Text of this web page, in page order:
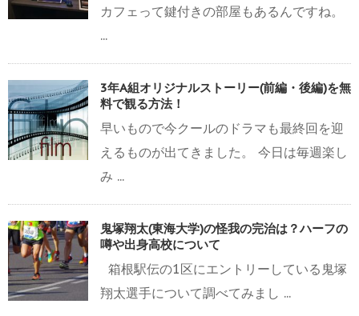
カフェって鍵付きの部屋もあるんですね。
...
3年A組オリジナルストーリー(前編・後編)を無
料で観る方法！
早いもので今クールのドラマも最終回を迎
えるものが出てきました。 今日は毎週楽し
み ...
鬼塚翔太(東海大学)の怪我の完治は？ハーフの
噂や出身高校について
箱根駅伝の1区にエントリーしている鬼塚
翔太選手について調べてみまし ...